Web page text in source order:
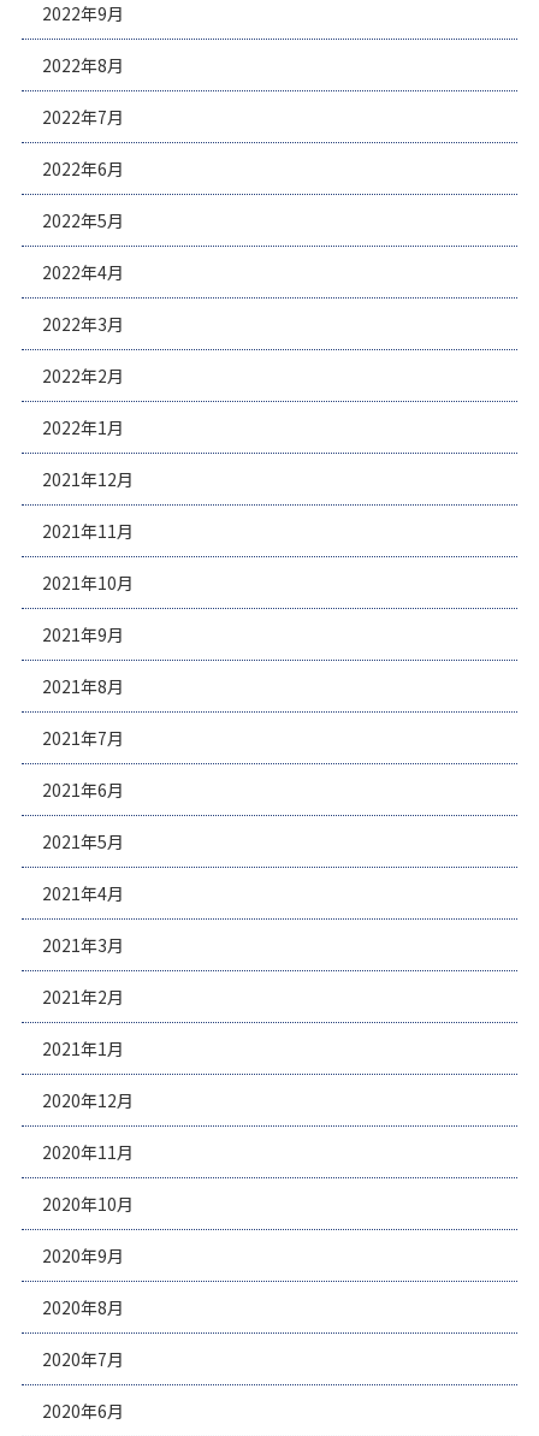
2022年9月
2022年8月
2022年7月
2022年6月
2022年5月
2022年4月
2022年3月
2022年2月
2022年1月
2021年12月
2021年11月
2021年10月
2021年9月
2021年8月
2021年7月
2021年6月
2021年5月
2021年4月
2021年3月
2021年2月
2021年1月
2020年12月
2020年11月
2020年10月
2020年9月
2020年8月
2020年7月
2020年6月